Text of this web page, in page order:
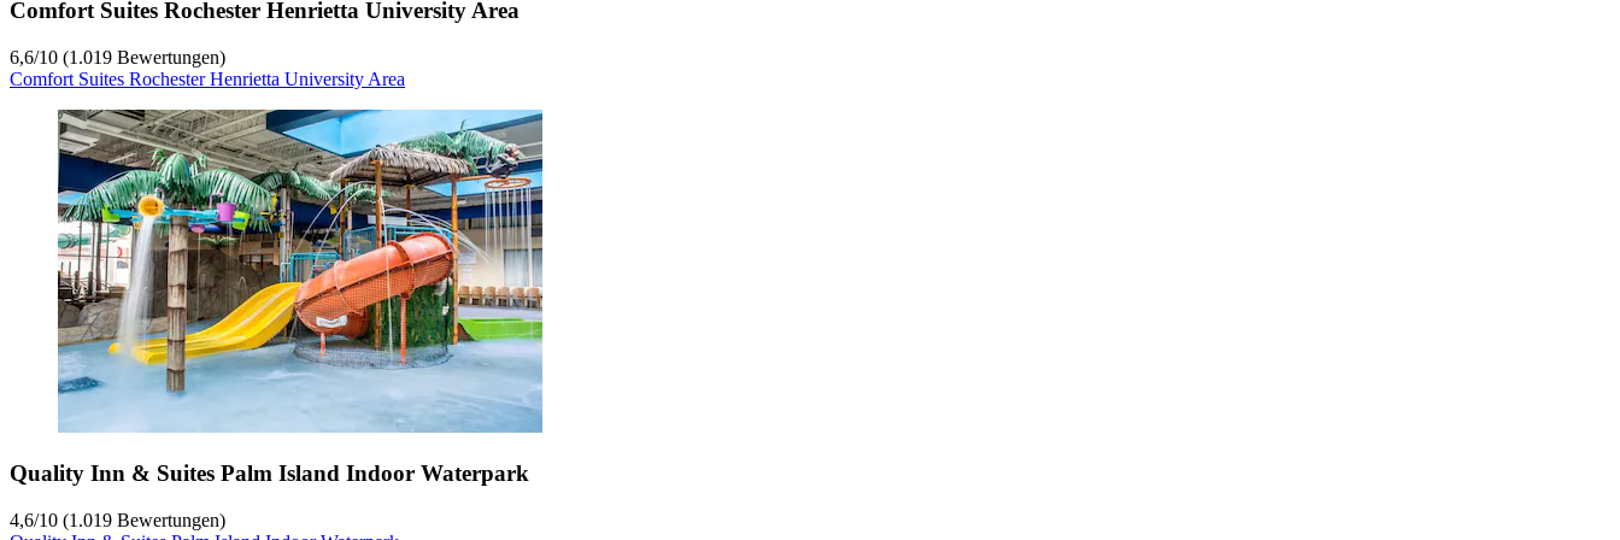
Comfort Suites Rochester Henrietta University Area
6,6/10 (1.019 Bewertungen)
Comfort Suites Rochester Henrietta University Area
Quality Inn & Suites Palm Island Indoor Waterpark
4,6/10 (1.019 Bewertungen)